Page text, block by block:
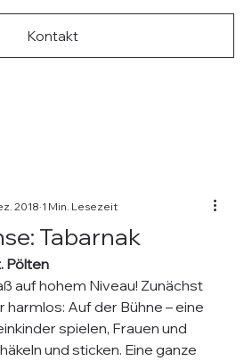
Kontakt
Tabarnak
2018 1 Min. Lesezeit
Pölten
auf hohem Niveau! Zunächst
harmlos: Auf der Bühne – eine
spielen, Frauen und
und sticken. Eine ganze